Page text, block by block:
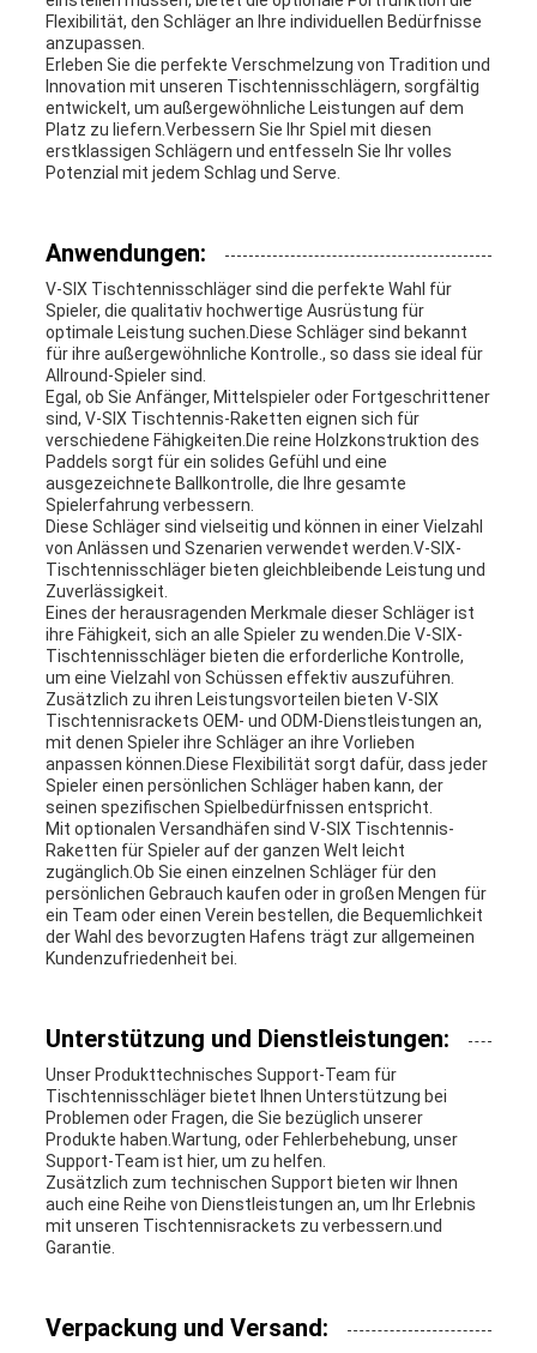
Flexibilität, den Schläger an Ihre individuellen Bedürfnisse
anzupassen.
Erleben Sie die perfekte Verschmelzung von Tradition und
Innovation mit unseren Tischtennisschlägern, sorgfältig
entwickelt, um außergewöhnliche Leistungen auf dem
Platz zu liefern.Verbessern Sie Ihr Spiel mit diesen
erstklassigen Schlägern und entfesseln Sie Ihr volles
Potenzial mit jedem Schlag und Serve.
Anwendungen:
V-SIX Tischtennisschläger sind die perfekte Wahl für
Spieler, die qualitativ hochwertige Ausrüstung für
optimale Leistung suchen.Diese Schläger sind bekannt
für ihre außergewöhnliche Kontrolle., so dass sie ideal für
Allround-Spieler sind.
Egal, ob Sie Anfänger, Mittelspieler oder Fortgeschrittener
sind, V-SIX Tischtennis-Raketten eignen sich für
verschiedene Fähigkeiten.Die reine Holzkonstruktion des
Paddels sorgt für ein solides Gefühl und eine
ausgezeichnete Ballkontrolle, die Ihre gesamte
Spielerfahrung verbessern.
Diese Schläger sind vielseitig und können in einer Vielzahl
von Anlässen und Szenarien verwendet werden.V-SIX-
Tischtennisschläger bieten gleichbleibende Leistung und
Zuverlässigkeit.
Eines der herausragenden Merkmale dieser Schläger ist
ihre Fähigkeit, sich an alle Spieler zu wenden.Die V-SIX-
Tischtennisschläger bieten die erforderliche Kontrolle,
um eine Vielzahl von Schüssen effektiv auszuführen.
Zusätzlich zu ihren Leistungsvorteilen bieten V-SIX
Tischtennisrackets OEM- und ODM-Dienstleistungen an,
mit denen Spieler ihre Schläger an ihre Vorlieben
anpassen können.Diese Flexibilität sorgt dafür, dass jeder
Spieler einen persönlichen Schläger haben kann, der
seinen spezifischen Spielbedürfnissen entspricht.
Mit optionalen Versandhäfen sind V-SIX Tischtennis-
Raketten für Spieler auf der ganzen Welt leicht
zugänglich.Ob Sie einen einzelnen Schläger für den
persönlichen Gebrauch kaufen oder in großen Mengen für
ein Team oder einen Verein bestellen, die Bequemlichkeit
der Wahl des bevorzugten Hafens trägt zur allgemeinen
Kundenzufriedenheit bei.
Unterstützung und Dienstleistungen:
Unser Produkttechnisches Support-Team für
Tischtennisschläger bietet Ihnen Unterstützung bei
Problemen oder Fragen, die Sie bezüglich unserer
Produkte haben.Wartung, oder Fehlerbehebung, unser
Support-Team ist hier, um zu helfen.
Zusätzlich zum technischen Support bieten wir Ihnen
auch eine Reihe von Dienstleistungen an, um Ihr Erlebnis
mit unseren Tischtennisrackets zu verbessern.und
Garantie.
Verpackung und Versand: